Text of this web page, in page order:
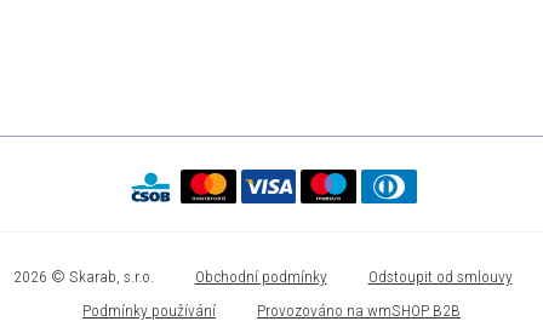
2026 © Skarab, s.r.o. Obchodní podmínky
Odstoupit od smlouvy
Podmínky používání
Provozováno na wmSHOP B2B